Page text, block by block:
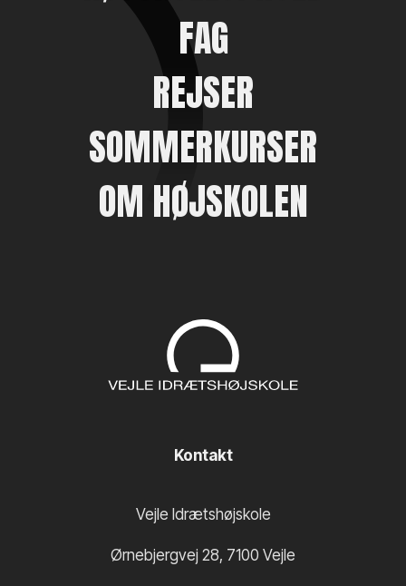
Kontakt
Vejle Idrætshøjskole
Ørnebjergvej 28, 7100 Vejle
FAG
REJSER
SOMMERKURSER
OM HØJSKOLEN